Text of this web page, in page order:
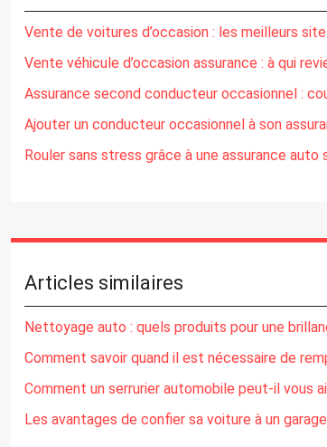
Vente de voitures d’occasion : les meilleurs
Vente véhicule d’occasion assurance : à qui
Assurance second conducteur occasionnel :
Ajouter un conducteur occasionnel à son
Rouler sans stress grâce à une assurance auto
Articles similaires
Nettoyage auto : quels produits pour une
Comment savoir quand il est nécessaire de
Comment un serrurier automobile peut-il vous
Les avantages de confier sa voiture à un